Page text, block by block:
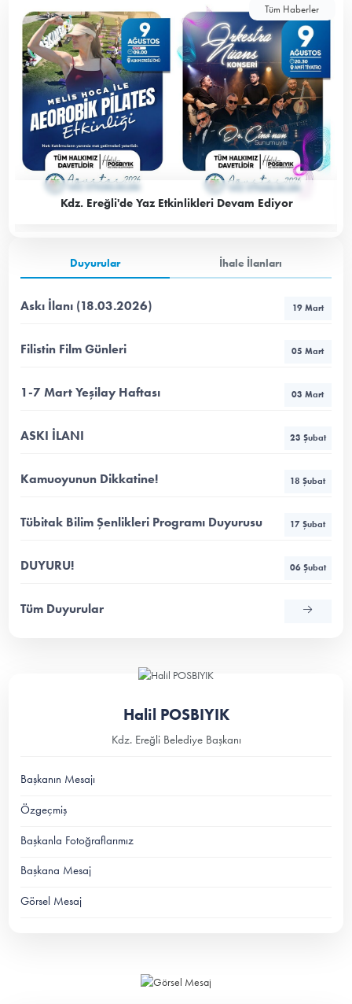
Tüm Haberler
Kdz. Ereğli'de Yaz Etkinlikleri Devam Ediyor
Duyurular İhale İlanları
Askı İlanı (18.03.2026) 19 Mart
Filistin Film Günleri 05 Mart
1-7 Mart Yeşilay Haftası 03 Mart
ASKI İLANI 23 Şubat
Kamuoyunun Dikkatine! 18 Şubat
Tübitak Bilim Şenlikleri Programı Duyurusu 17 Şubat
DUYURU! 06 Şubat
Tüm Duyurular
Halil POSBIYIK
Kdz. Ereğli Belediye Başkanı
Başkanın Mesajı
Özgeçmiş
Başkanla Fotoğraflarımız
Başkana Mesaj
Görsel Mesaj